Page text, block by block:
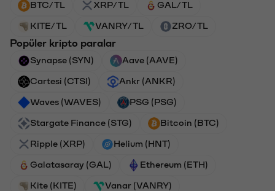
BTC/TL XRP/TL GAL/TL
KITE/TL VANRY/TL ZRO/TL
Popüler kripto paralar
Synapse (SYN) Aave (AAVE)
Cartesi (CTSI) Ankr (ANKR)
Waves (WAVES) PSG (PSG)
Stargate Finance (STG) Bitcoin (BTC)
Ripple (XRP) Helium (HNT)
Galatasaray (GAL) Ethereum (ETH)
Kite (KITE) Vanar (VANRY)